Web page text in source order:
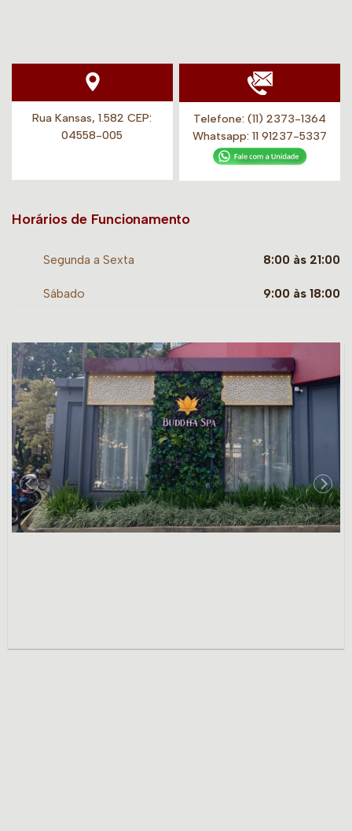
Rua Kansas, 1.582 CEP:
04558-005
Telefone:(11) 2373-1364
Whatsapp:11 91237-5337
Horários de Funcionamento
Segunda a Sexta 8:00 às 21:00
Sábado 9:00 às 18:00